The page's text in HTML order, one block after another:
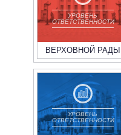
УРОВЕНЬ
ОТВЕТСТВЕННОСТИ
ВЕРХОВНОЙ РАДЫ
УРОВЕНЬ
ОТВЕТСТВЕННОСТИ